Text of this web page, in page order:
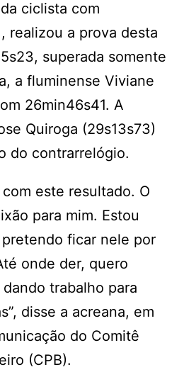
ciclista com
realizou a prova desta
superada somente
a fluminense Viviane
26min46s41. A
Quiroga (29s13s73)
do contrarrelógio.
este resultado. O
para mim. Estou
ficar nele por
onde der, quero
trabalho para
disse a acreana, em
do Comitê
(CPB).